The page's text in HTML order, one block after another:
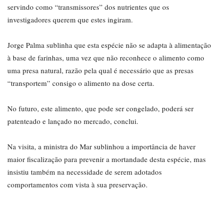
servindo como “transmissores” dos nutrientes que os
investigadores querem que estes ingiram.
Jorge Palma sublinha que esta espécie não se adapta à alimentação
à base de farinhas, uma vez que não reconhece o alimento como
uma presa natural, razão pela qual é necessário que as presas
“transportem” consigo o alimento na dose certa.
No futuro, este alimento, que pode ser congelado, poderá ser
patenteado e lançado no mercado, conclui.
Na visita, a ministra do Mar sublinhou a importância de haver
maior fiscalização para prevenir a mortandade desta espécie, mas
insistiu também na necessidade de serem adotados
comportamentos com vista à sua preservação.